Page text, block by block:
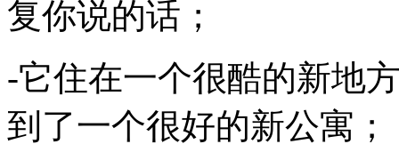
复你说的话；
-它住在一个很酷的新地
到了一个很好的新公寓；